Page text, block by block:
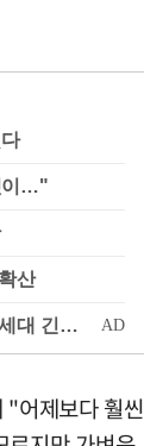
이…"
산
"어제보다 훨씬